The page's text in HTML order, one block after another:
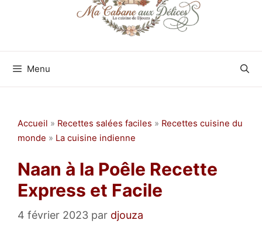
Menu
Accueil » Recettes salées faciles » Recettes cuisine du
monde » La cuisine indienne
Naan à la Poêle Recette
Express et Facile
4 février 2023 par djouza